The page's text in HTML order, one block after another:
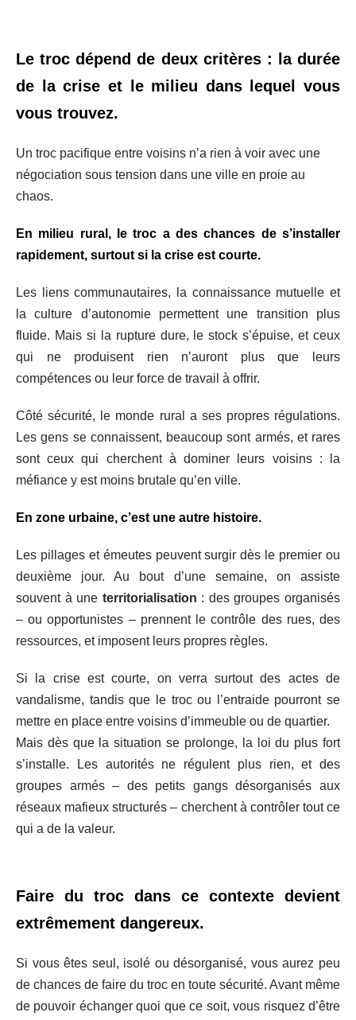
Le troc dépend de deux critères : la durée
de la crise et le milieu dans lequel vous
vous trouvez.
Un troc pacifique entre voisins n’a rien à voir avec une
négociation sous tension dans une ville en proie au
chaos.
En milieu rural, le troc a des chances de s’installer
rapidement, surtout si la crise est courte.
Les liens communautaires, la connaissance mutuelle et
la culture d’autonomie permettent une transition plus
fluide. Mais si la rupture dure, le stock s’épuise, et ceux
qui ne produisent rien n’auront plus que leurs
compétences ou leur force de travail à offrir.
Côté sécurité, le monde rural a ses propres régulations.
Les gens se connaissent, beaucoup sont armés, et rares
sont ceux qui cherchent à dominer leurs voisins : la
méfiance y est moins brutale qu’en ville.
En zone urbaine, c’est une autre histoire.
Les pillages et émeutes peuvent surgir dès le premier ou
deuxième jour. Au bout d’une semaine, on assiste
souvent à une territorialisation : des groupes organisés
– ou opportunistes – prennent le contrôle des rues, des
ressources, et imposent leurs propres règles.
Si la crise est courte, on verra surtout des actes de
vandalisme, tandis que le troc ou l’entraide pourront se
mettre en place entre voisins d’immeuble ou de quartier.
Mais dès que la situation se prolonge, la loi du plus fort
s’installe. Les autorités ne régulent plus rien, et des
groupes armés – des petits gangs désorganisés aux
réseaux mafieux structurés – cherchent à contrôler tout ce
qui a de la valeur.
Faire du troc dans ce contexte devient
extrêmement dangereux.
Si vous êtes seul, isolé ou désorganisé, vous aurez peu
de chances de faire du troc en toute sécurité. Avant même
de pouvoir échanger quoi que ce soit, vous risquez d’être